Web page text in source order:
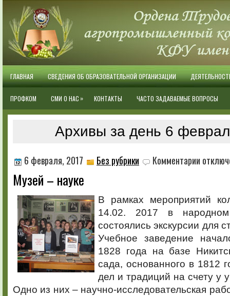
ГЛАВНАЯ СВЕДЕНИЯ ОБ ОБРАЗОВАТЕЛЬНОЙ ОРГАНИЗАЦИИ
ПРОФКОМ СМИ О НАС » КОНТАКТЫ ЧАСТО ЗАДАВАЕМЫЕ ВОПРОСЫ
Архивы за день 6
6 февраля, 2017 Без рубрики Комментарии записи
науке
Музей – науке
В рамках мероприятий
14.02. 2017 в
состоялись экскурсии для
Учебное заведение
1828 года на базе
сада, основанного в 1812
дел и традиций на счету у
Одно из них – научно-исследовательская